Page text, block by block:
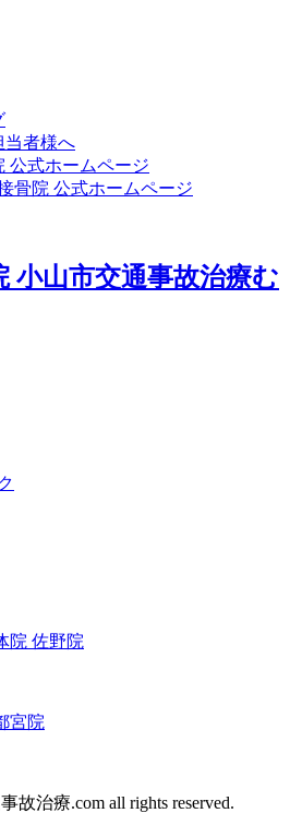
故治療.com all rights reserved.